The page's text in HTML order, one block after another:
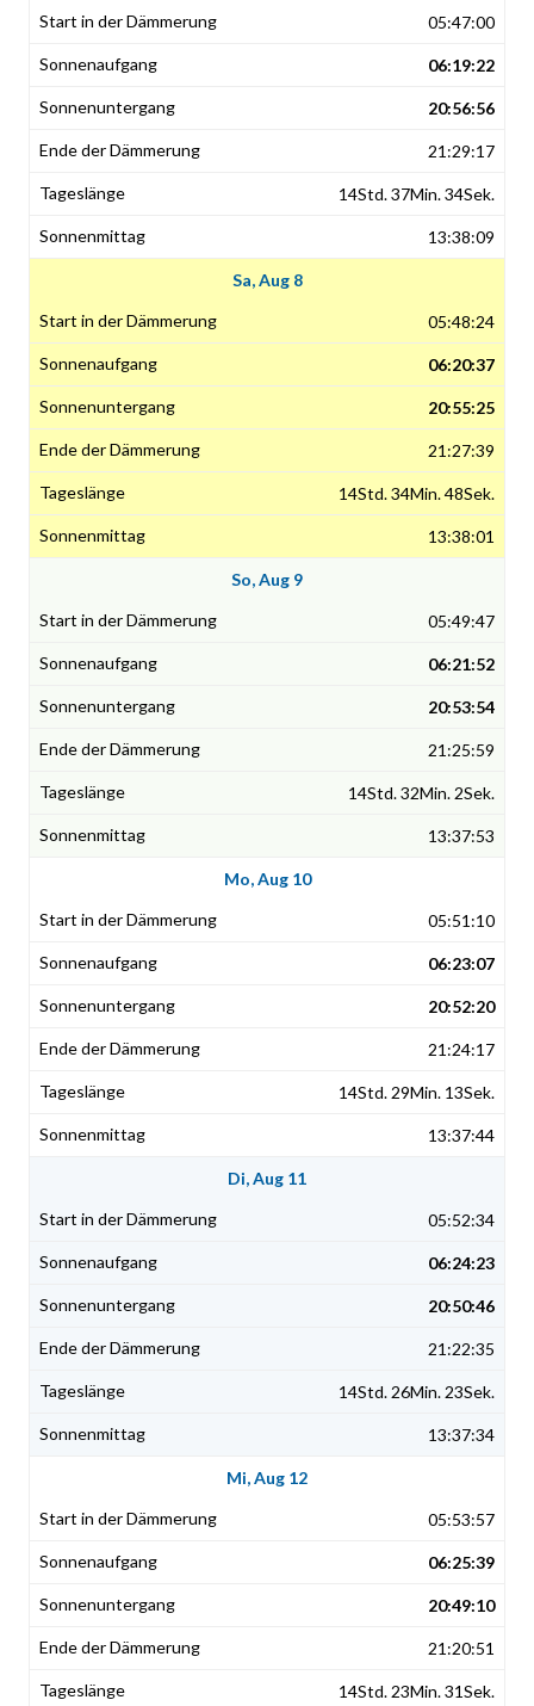
05:47:00
06:19:22
20:56:56
21:29:17
14Std. 37Min. 34Sek.
13:38:09
Sa, Aug 8
05:48:24
06:20:37
20:55:25
21:27:39
14Std. 34Min. 48Sek.
13:38:01
So, Aug 9
05:49:47
06:21:52
20:53:54
21:25:59
14Std. 32Min. 2Sek.
13:37:53
Mo, Aug 10
05:51:10
06:23:07
20:52:20
21:24:17
14Std. 29Min. 13Sek.
13:37:44
Di, Aug 11
05:52:34
06:24:23
20:50:46
21:22:35
14Std. 26Min. 23Sek.
13:37:34
Mi, Aug 12
05:53:57
06:25:39
20:49:10
21:20:51
14Std. 23Min. 31Sek.